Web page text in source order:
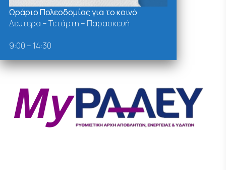
Ωράριο Πολεοδομίας για το κοινό
Δευτέρα – Τετάρτη – Παρασκευή
9:00 – 14:30